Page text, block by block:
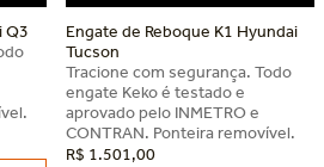
Q3
Engate de Reboque K1 Hyundai
Tucson
Tracione com segurança. Todo
engate Keko é testado e
aprovado pelo INMETRO e
CONTRAN. Ponteira removível.
R$ 1.501,00